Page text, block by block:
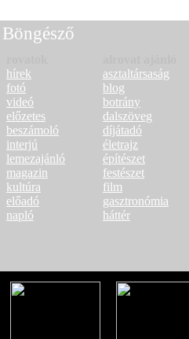
Böngésző
hírek
fotó
videó
előzetes
beszámoló
interjú
lemezajánló
magazin
kultúra
előadó
napló
asztaltársaság
blog
botrány
dalszöveg
díjátadó
életrajz
építészet
festészet
film
gasztronómia
háttér